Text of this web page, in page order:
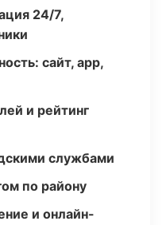
24/7,
сайт, app,
и рейтинг
службами
по району
и онлайн-